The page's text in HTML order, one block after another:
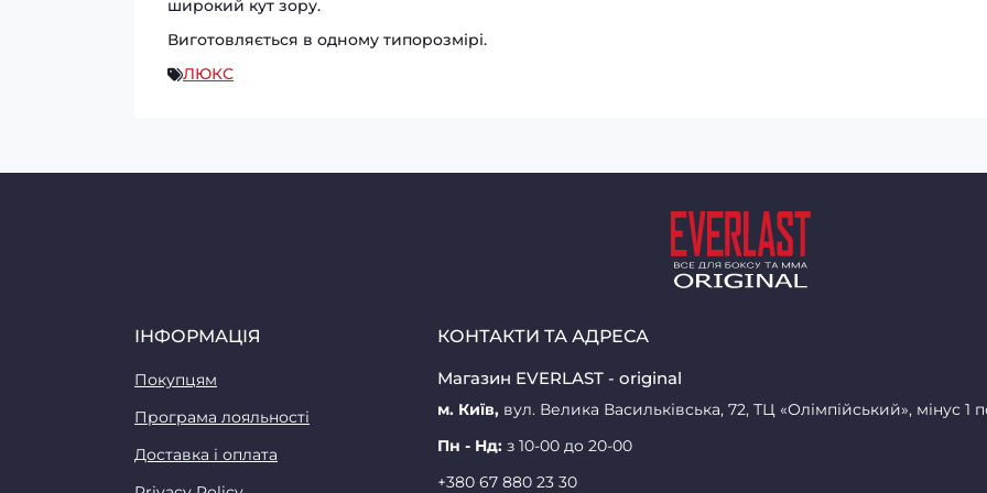
широкий кут зору.
Виготовляється в одному типорозмірі.
ЛЮКС
ІНФОРМАЦІЯ
Покупцям
Програма лояльності
Доставка і оплата
КОНТАКТИ ТА АДРЕСА
Магазин EVERLAST - original
м. Київ, вул. Велика Васильківська, 72, ТЦ «Олімпійський», мінус 1
Пн - Нд: з 10-00 до 20-00
+380 67 880 23 30